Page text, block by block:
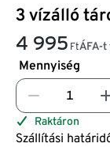
3 vízálló
4 995 FtÁFA-
Mennyiség
Raktáron
Szállítási